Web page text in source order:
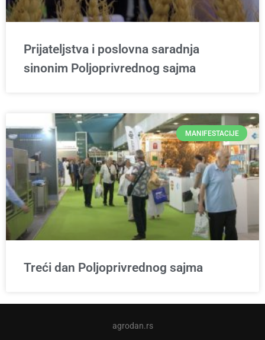
Prijateljstva i poslovna saradnja
sinonim Poljoprivrednog sajma
MANIFESTACIJE
Treći dan Poljoprivrednog sajma
agrodan.rs